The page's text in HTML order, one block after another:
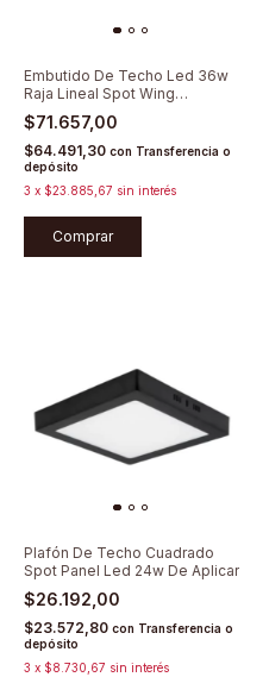
Embutido De Techo Led 36w
Raja Lineal Spot Wing
Lumenac
$71.657,00
$64.491,30 con Transferencia o
depósito
3 x $23.885,67 sin interés
Comprar
Plafón De Techo Cuadrado
Spot Panel Led 24w De Aplicar
$26.192,00
$23.572,80 con Transferencia o
depósito
3 x $8.730,67 sin interés